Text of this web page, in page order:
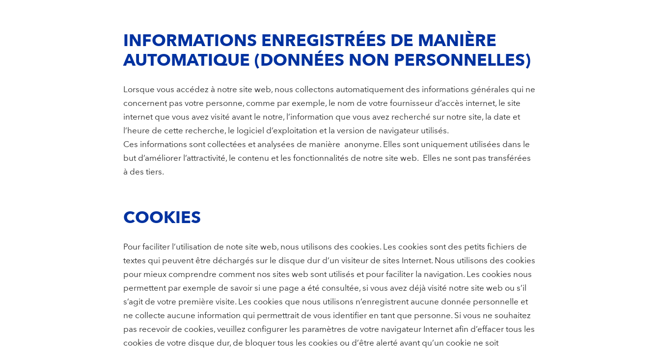
INFORMATIONS ENREGISTRÉES DE MANIÈRE
AUTOMATIQUE (DONNÉES NON PERSONNELLES)
Lorsque vous accédez à notre site web, nous collectons automatiquement des informations générales qui ne
concernent pas votre personne, comme par exemple, le nom de votre fournisseur d’accès internet, le site
internet que vous avez visité avant le notre, l’information que vous avez recherché sur notre site, la date et
l’heure de cette recherche, le logiciel d’exploitation et la version de navigateur utilisés.
Ces informations sont collectées et analysées de manière anonyme. Elles sont uniquement utilisées dans le
but d’améliorer l’attractivité, le contenu et les fonctionnalités de notre site web. Elles ne sont pas transférées
à des tiers.
COOKIES
Pour faciliter l’utilisation de note site web, nous utilisons des cookies. Les cookies sont des petits fichiers de
textes qui peuvent être déchargés sur le disque dur d’un visiteur de sites Internet. Nous utilisons des cookies
pour mieux comprendre comment nos sites web sont utilisés et pour faciliter la navigation. Les cookies nous
permettent par exemple de savoir si une page a été consultée, si vous avez déjà visité notre site web ou s’il
s’agit de votre première visite. Les cookies que nous utilisons n’enregistrent aucune donnée personnelle et
ne collecte aucune information qui permettrait de vous identifier en tant que personne. Si vous ne souhaitez
pas recevoir de cookies, veuillez configurer les paramètres de votre navigateur Internet afin d’effacer tous les
cookies de votre disque dur, de bloquer tous les cookies ou d’être alerté avant qu’un cookie ne soit